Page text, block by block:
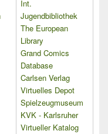
Int.
Jugendbibliothek
The European
Library
Grand Comics
Database
Carlsen Verlag
Virtuelles Depot
Spielzeugmuseum
KVK - Karlsruher
Virtueller Katalog